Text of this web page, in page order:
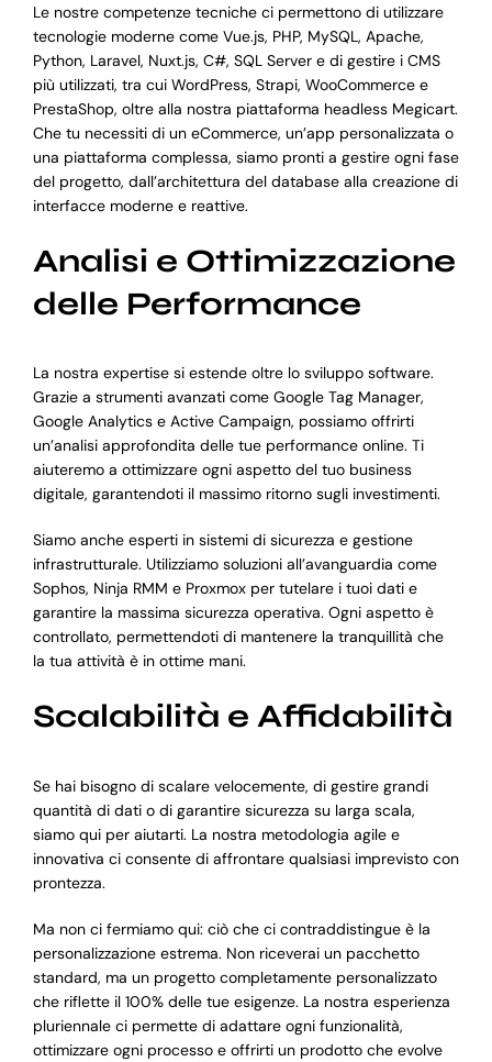
Le nostre competenze tecniche ci permettono di utilizzare
tecnologie moderne come Vue.js, PHP, MySQL, Apache,
Python, Laravel, Nuxt.js, C#, SQL Server e di gestire i CMS
più utilizzati, tra cui WordPress, Strapi, WooCommerce e
PrestaShop, oltre alla nostra piattaforma headless Megicart.
Che tu necessiti di un eCommerce, un’app personalizzata o
una piattaforma complessa, siamo pronti a gestire ogni fase
del progetto, dall’architettura del database alla creazione di
interfacce moderne e reattive.
Analisi e Ottimizzazione
delle Performance
La nostra expertise si estende oltre lo sviluppo software.
Grazie a strumenti avanzati come Google Tag Manager,
Google Analytics e Active Campaign, possiamo offrirti
un’analisi approfondita delle tue performance online. Ti
aiuteremo a ottimizzare ogni aspetto del tuo business
digitale, garantendoti il massimo ritorno sugli investimenti.
Siamo anche esperti in sistemi di sicurezza e gestione
infrastrutturale. Utilizziamo soluzioni all’avanguardia come
Sophos, Ninja RMM e Proxmox per tutelare i tuoi dati e
garantire la massima sicurezza operativa. Ogni aspetto è
controllato, permettendoti di mantenere la tranquillità che
la tua attività è in ottime mani.
Scalabilità e Affidabilità
Se hai bisogno di scalare velocemente, di gestire grandi
quantità di dati o di garantire sicurezza su larga scala,
siamo qui per aiutarti. La nostra metodologia agile e
innovativa ci consente di affrontare qualsiasi imprevisto con
prontezza.
Ma non ci fermiamo qui: ciò che ci contraddistingue è la
personalizzazione estrema. Non riceverai un pacchetto
standard, ma un progetto completamente personalizzato
che riflette il 100% delle tue esigenze. La nostra esperienza
pluriennale ci permette di adattare ogni funzionalità,
ottimizzare ogni processo e offrirti un prodotto che evolve